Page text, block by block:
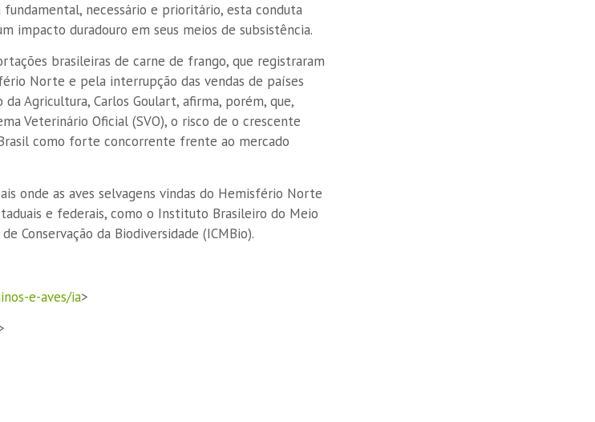
fundamental, necessário e prioritário, esta conduta
impacto duradouro em seus meios de subsistência.
brasileiras de carne de frango, que registraram
Norte e pela interrupção das vendas de países
Agricultura, Carlos Goulart, afirma, porém, que,
Veterinário Oficial (SVO), o risco de o crescente
como forte concorrente frente ao mercado
onde as aves selvagens vindas do Hemisfério Norte
e federais, como o Instituto Brasileiro do Meio
Conservação da Biodiversidade (ICMBio).
e-aves/ia>